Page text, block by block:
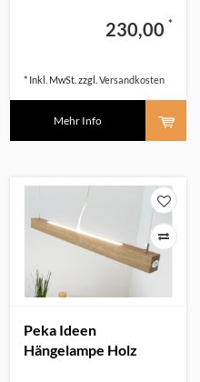
230,00 *
* Inkl. MwSt. zzgl. Versandkosten
Mehr Info
Peka Ideen
Hängelampe Holz